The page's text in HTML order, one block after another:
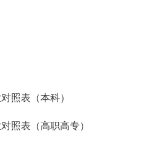
照表（本科）
照表（高职高专）